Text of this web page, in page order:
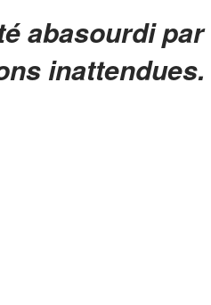
inattendues.